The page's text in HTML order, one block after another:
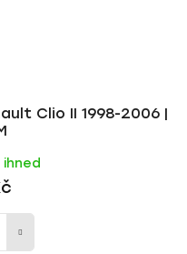
Clio II 1998-2006 |